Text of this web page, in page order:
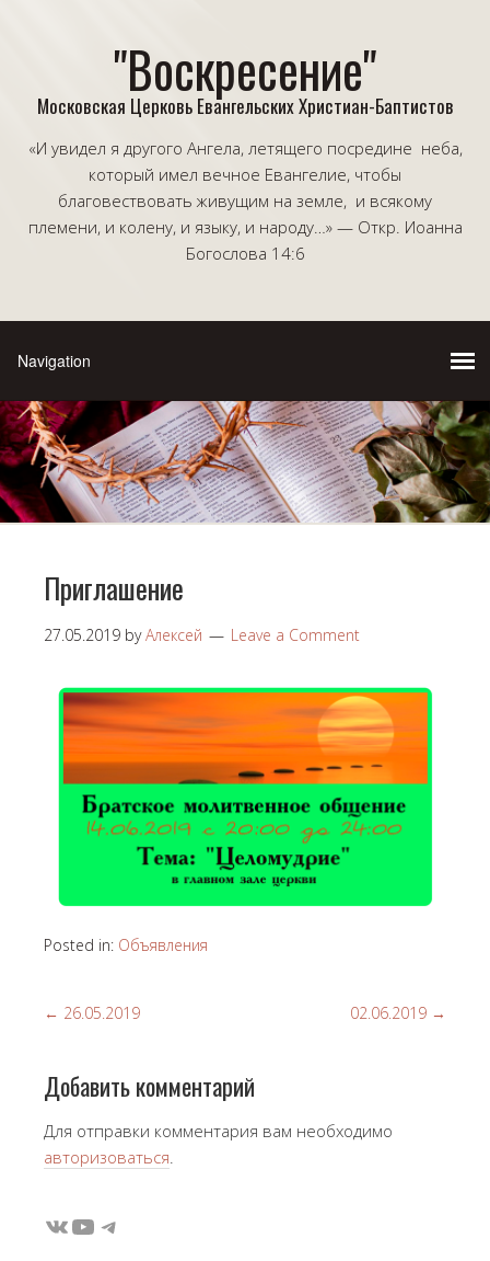
"Воскресение"
Московская Церковь Евангельских Христиан-Баптистов
«И увидел я другого Ангела, летящего посредине неба,
который имел вечное Евангелие, чтобы
благовествовать живущим на земле, и всякому
племени, и колену, и языку, и народу…» — Откр. Иоанна
Богослова 14:6
Приглашение
27.05.2019 byАлексей Leave a Comment
Posted in: Объявления
← 26.05.2019 02.06.2019 →
Добавить комментарий
Для отправки комментария вам необходимо
авторизоваться